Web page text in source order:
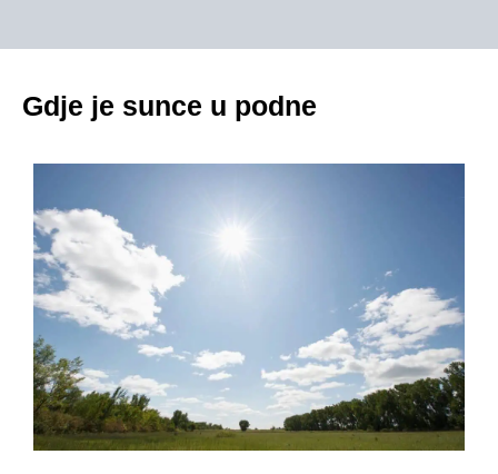
Gdje je sunce u podne